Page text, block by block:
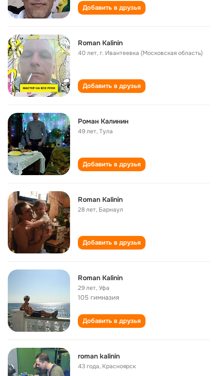
Добавить в друзья
Roman Kalinin
40 лет,г. Ивантеевка (Московская область)
Добавить в друзья
Роман Калинин
49 лет,Тула
Добавить в друзья
Roman Kalinin
28 лет, Барнаул
Добавить в друзья
Roman Kalinin
29 лет,Уфа
105 гимназия
Добавить в друзья
roman kalinin
43 года, Красноярск